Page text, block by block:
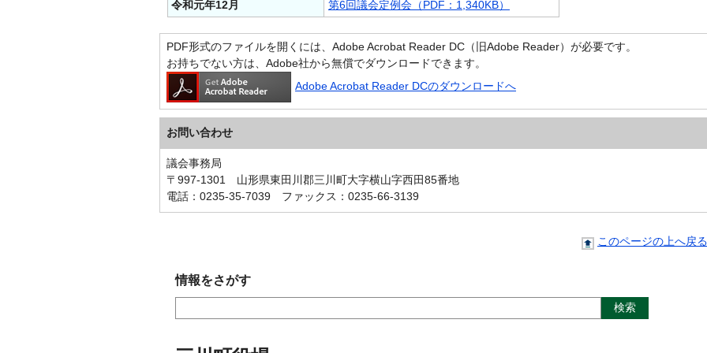
令和元年12月 第6回議会定例会（PDF：1,340KB）
PDF形式のファイルを開くには、Adobe Acrobat Reader DC（旧Adobe Reader）が必要です。
お持ちでない方は、Adobe社から無償でダウンロードできます。
Adobe Acrobat Reader DCのダウンロードへ
お問い合わせ
議会事務局
〒997-1301 山形県東田川郡三川町大字横山字西田85番地
電話：0235-35-7039 ファックス：0235-66-3139
このページの上へ戻る
情報をさがす